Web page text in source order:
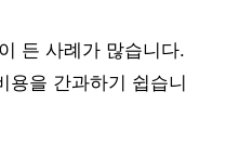
든 사례가 많습니다.
용을 간과하기 쉽습니